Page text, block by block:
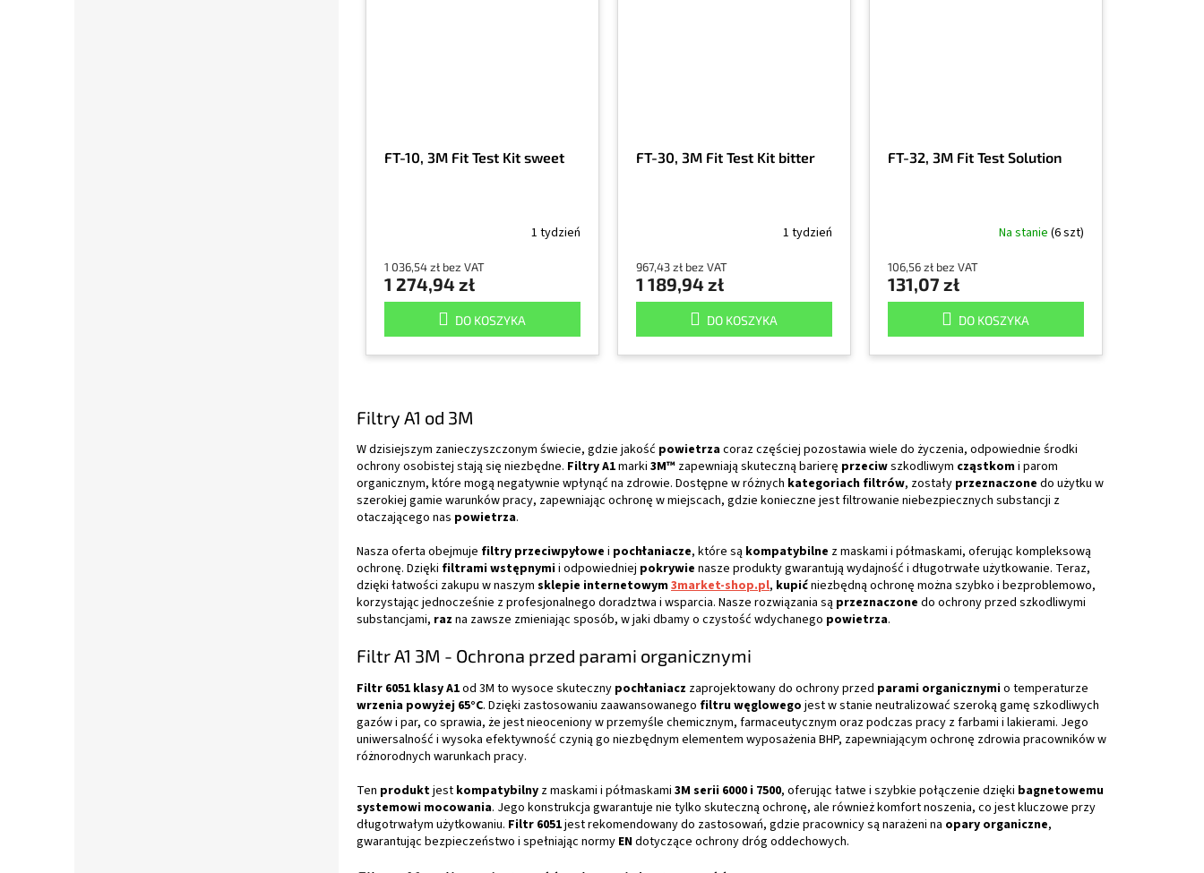
FT-10, 3M Fit Test Kit sweet
1 tydzień
1 036,54 zł bez VAT
1 274,94 zł
DO KOSZYKA
FT-30, 3M Fit Test Kit bitter
1 tydzień
967,43 zł bez VAT
1 189,94 zł
DO KOSZYKA
FT-32, 3M Fit Test Solution
Na stanie (6 szt)
106,56 zł bez VAT
131,07 zł
DO KOSZYKA
r
o
l
k
i
s
t
y
Filtry A1 od 3M
W dzisiejszym zanieczyszczonym świecie, gdzie jakość powietrzacoraz częściej pozostawia wiele do życzenia, odpowiednie środki
ochrony osobistej stają się niezbędne. Filtry A1marki 3M™ zapewniają skuteczną barierę przeciwszkodliwym cząstkomi parom
organicznym, które mogą negatywnie wpłynąć na zdrowie. Dostępne w różnych kategoriach filtrów, zostały przeznaczone do użytku w
szerokiej gamie warunków pracy, zapewniając ochronę w miejscach, gdzie konieczne jest filtrowanie niebezpiecznych substancji z
otaczającego nas powietrza.
Nasza oferta obejmuje filtry przeciwpyłowe i pochłaniacze, które są kompatybilne z maskami i półmaskami, oferując kompleksową
ochronę. Dzięki filtrami wstępnymii odpowiedniej pokrywie nasze produkty gwarantują wydajność i długotrwałe użytkowanie. Teraz,
dzięki łatwości zakupu w naszym sklepie internetowym3market-shop.pl, kupićniezbędną ochronę można szybko i bezproblemowo,
korzystając jednocześnie z profesjonalnego doradztwa i wsparcia. Nasze rozwiązania są przeznaczone do ochrony przed szkodliwymi
substancjami, raz na zawsze zmieniając sposób, w jaki dbamy o czystość wdychanego powietrza.
Filtr A1 3M - Ochrona przed parami organicznymi
Filtr 6051 klasy A1od 3M to wysoce skuteczny pochłaniacz zaprojektowany do ochrony przed parami organicznymio temperaturze
wrzenia powyżej 65°C. Dzięki zastosowaniu zaawansowanego filtru węglowego jest w stanie neutralizować szeroką gamę szkodliwych
gazów i par, co sprawia, że jest nieoceniony w przemyśle chemicznym, farmaceutycznym oraz podczas pracy z farbami i lakierami. Jego
uniwersalność i wysoka efektywność czynią go niezbędnym elementem wyposażenia BHP, zapewniającym ochronę zdrowia pracowników w
różnorodnych warunkach pracy.
Ten produktjest kompatybilny z maskami i półmaskami 3M serii 6000 i 7500, oferując łatwe i szybkie połączenie dzięki bagnetowemu
systemowi mocowania. Jego konstrukcja gwarantuje nie tylko skuteczną ochronę, ale również komfort noszenia, co jest kluczowe przy
długotrwałym użytkowaniu. Filtr 6051jest rekomendowany do zastosowań, gdzie pracownicy są narażeni na opary organiczne,
gwarantując bezpieczeństwo i spełniając normy ENdotyczące ochrony dróg oddechowych.